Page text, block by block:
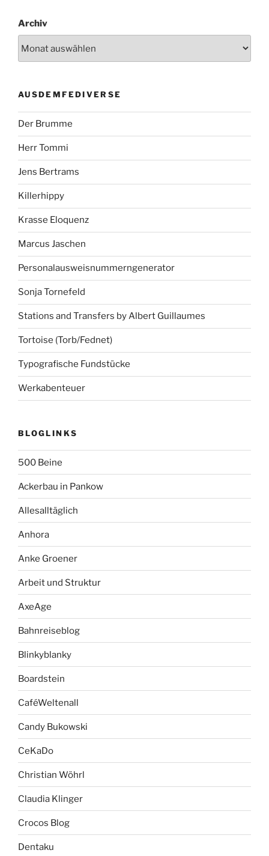
Archiv
AUSDEMFEDIVERSE
Der Brumme
Herr Tommi
Jens Bertrams
Killerhippy
Krasse Eloquenz
Marcus Jaschen
Personalausweisnummerngenerator
Sonja Tornefeld
Stations and Transfers by Albert Guillaumes
Tortoise (Torb/Fednet)
Typografische Fundstücke
Werkabenteuer
BLOGLINKS
500 Beine
Ackerbau in Pankow
Allesalltäglich
Anhora
Anke Groener
Arbeit und Struktur
AxeAge
Bahnreiseblog
Blinkyblanky
Boardstein
CaféWeltenall
Candy Bukowski
CeKaDo
Christian Wöhrl
Claudia Klinger
Crocos Blog
Dentaku